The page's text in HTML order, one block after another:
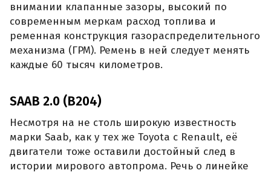
внимании клапанные зазоры, высокий по
современным меркам расход топлива и
ременная конструкция газораспределительного
механизма (ГРМ). Ремень в ней следует менять
каждые 60 тысяч километров.
SAAB 2.0 (B204)
Несмотря на не столь широкую известность
марки Saab, как у тех же Toyota с Renault, её
двигатели тоже оставили достойный след в
истории мирового автопрома. Речь о линейке